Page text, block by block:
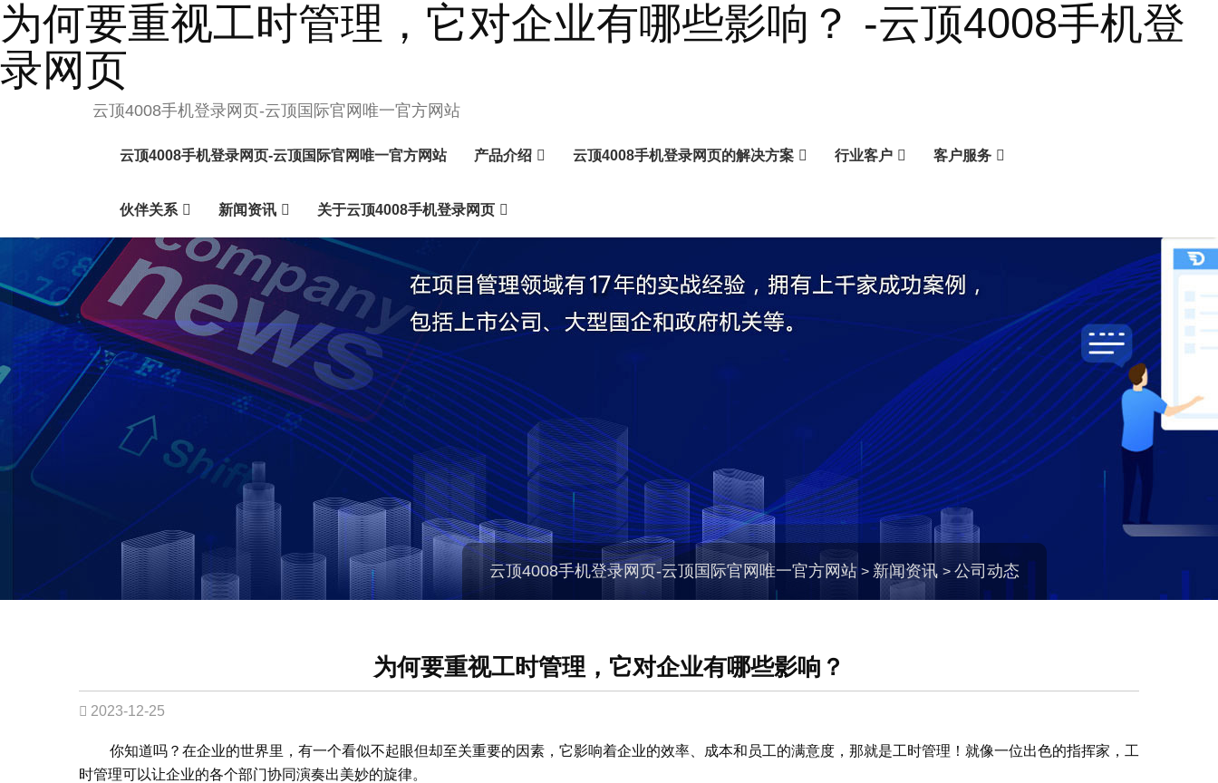
为何要重视工时管理，它对企业有哪些影响？ -云顶4008手机登
录网页
云顶4008手机登录网页-云顶国际官网唯一官方网站
云顶4008手机登录网页-云顶国际官网唯一官方网站 产品介绍 云顶4008手机登录网页的解决方案 行业客户 客户服务
伙伴关系 新闻资讯 关于云顶4008手机登录网页
云顶4008手机登录网页-云顶国际官网唯一官方网站 > 新闻资讯 > 公司动态
为何要重视工时管理，它对企业有哪些影响？
2023-12-25
你知道吗？在企业的世界里，有一个看似不起眼但却至关重要的因素，它影响着企业的效率、成本和员工的满意度，那就是工时管理！就像一位出色的指挥家，工
时管理可以让企业的各个部门协同演奏出美妙的旋律。